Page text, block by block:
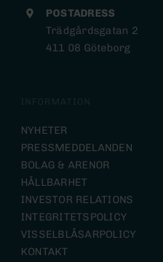
NYHETER
PRESSMEDDELANDEN
BOLAG & ARENOR
HÅLLBARHET
INVESTOR RELATIONS
INTEGRITETSPOLICY
VISSELBLÅSARPOLICY
KONTAKT
POSTADRESS
Trädgårdsgatan 2
411 08 Göteborg